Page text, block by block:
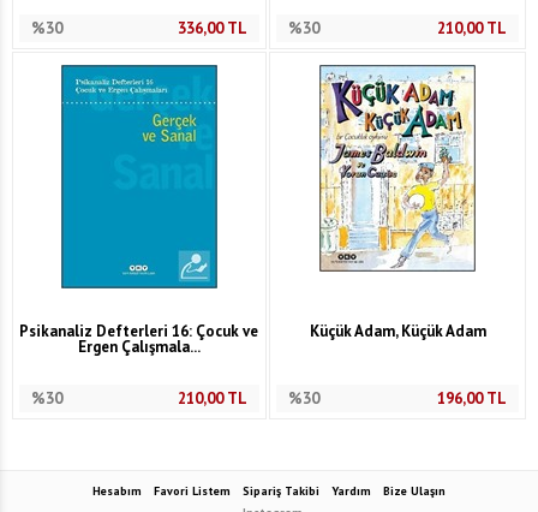
%30 336,00TL %30 210,00TL
Psikanaliz Defterleri 16: Çocuk ve
Ergen Çalışmala...
%30 210,00TL
Küçük Adam, Küçük Adam
%30 196,00TL
Hesabım Favori Listem Sipariş Takibi Yardım
Bize Ulaşın